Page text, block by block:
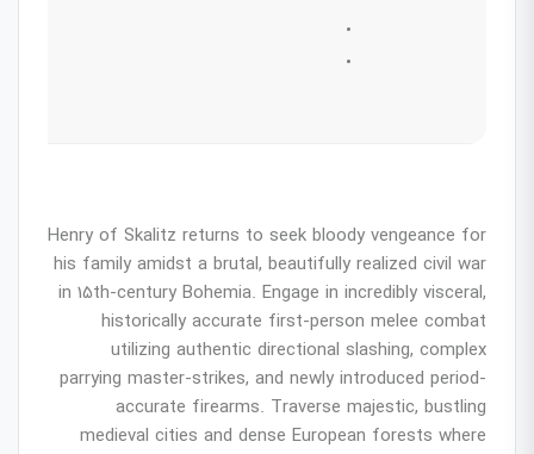
Henry of Skalitz returns to seek bloody vengeance for
his family amidst a brutal, beautifully realized civil war
in 15th-century Bohemia. Engage in incredibly visceral,
historically accurate first-person melee combat
utilizing authentic directional slashing, complex
parrying master-strikes, and newly introduced period-
accurate firearms. Traverse majestic, bustling
medieval cities and dense European forests where